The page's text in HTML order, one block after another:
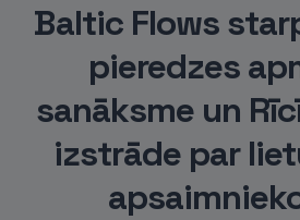
Baltic Flows
pieredzes
sanāksme un
izstrāde par